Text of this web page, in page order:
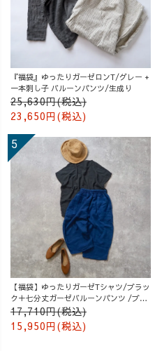
『福袋』ゆったりガーゼロンT/グレー +
一本刺し子 バルーンパンツ/生成り
25,630円(税込)
23,650円(税込)
【福袋】ゆったりガーゼTシャツ/ブラッ
ク＋七分丈ガーゼバルーンパンツ /ブル
ー
17,710円(税込)
15,950円(税込)